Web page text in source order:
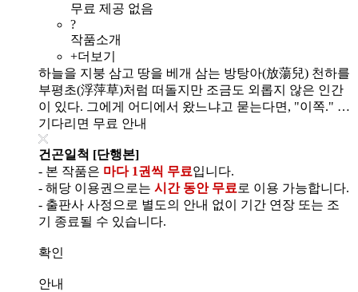
무료 제공 없음
?
작품소개
+더보기
하늘을 지붕 삼고 땅을 베개 삼는 방탕아(放蕩兒) 천하를
부평초(浮萍草)처럼 떠돌지만 조금도 외롭지 않은 인간
이 있다. 그에게 어디에서 왔느냐고 묻는다면, "이쪽." …
기다리면 무료 안내
건곤일척 [단행본]
- 본 작품은 마다 1권씩 무료입니다.
- 해당 이용권으로는 시간 동안 무료 로 이용 가능합니다.
- 출판사 사정으로 별도의 안내 없이 기간 연장 또는 조
기 종료될 수 있습니다.
확인
안내